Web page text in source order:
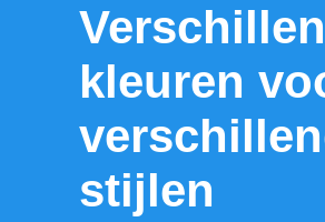
kleuren
stijlen